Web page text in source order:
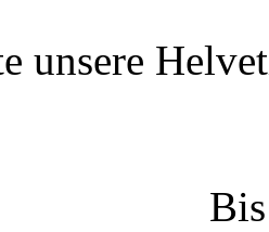
unsere